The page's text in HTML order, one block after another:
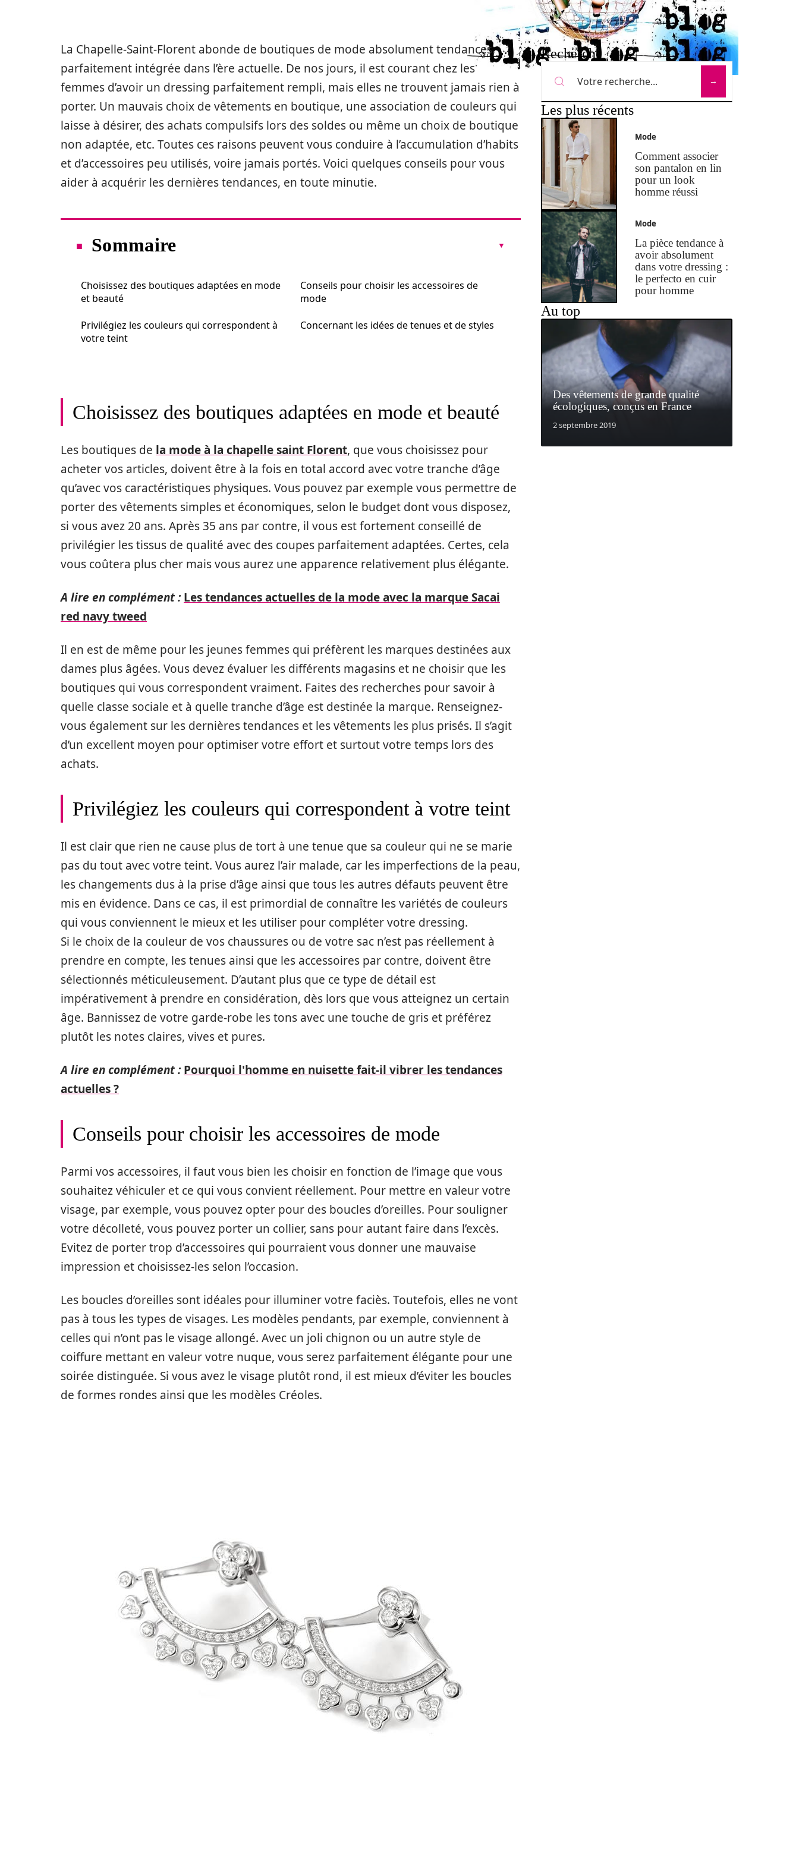
La Chapelle-Saint-Florent abonde de boutiques de mode absolument tendances,
parfaitement intégrée dans l’ère actuelle. De nos jours, il est courant chez les
femmes d’avoir un dressing parfaitement rempli, mais elles ne trouvent jamais rien à
porter. Un mauvais choix de vêtements en boutique, une association de couleurs qui
laisse à désirer, des achats compulsifs lors des soldes ou même un choix de boutique
non adaptée, etc. Toutes ces raisons peuvent vous conduire à l’accumulation d’habits
et d’accessoires peu utilisés, voire jamais portés. Voici quelques conseils pour vous
aider à acquérir les dernières tendances, en toute minutie.
Sommaire
Choisissez des boutiques adaptées en mode
et beauté
Privilégiez les couleurs qui correspondent à
votre teint
Conseils pour choisir les accessoires de
mode
Concernant les idées de tenues et de styles
Choisissez des boutiques adaptées en mode et beauté
Les boutiques de la mode à la chapelle saint Florent, que vous choisissez pour
acheter vos articles, doivent être à la fois en total accord avec votre tranche d’âge
qu’avec vos caractéristiques physiques. Vous pouvez par exemple vous permettre de
porter des vêtements simples et économiques, selon le budget dont vous disposez,
si vous avez 20 ans. Après 35 ans par contre, il vous est fortement conseillé de
privilégier les tissus de qualité avec des coupes parfaitement adaptées. Certes, cela
vous coûtera plus cher mais vous aurez une apparence relativement plus élégante.
A lire en complément : Les tendances actuelles de la mode avec la marque Sacai
red navy tweed
Il en est de même pour les jeunes femmes qui préfèrent les marques destinées aux
dames plus âgées. Vous devez évaluer les différents magasins et ne choisir que les
boutiques qui vous correspondent vraiment. Faites des recherches pour savoir à
quelle classe sociale et à quelle tranche d’âge est destinée la marque. Renseignez-
vous également sur les dernières tendances et les vêtements les plus prisés. Il s’agit
d’un excellent moyen pour optimiser votre effort et surtout votre temps lors des
achats.
Privilégiez les couleurs qui correspondent à votre teint
Il est clair que rien ne cause plus de tort à une tenue que sa couleur qui ne se marie
pas du tout avec votre teint. Vous aurez l’air malade, car les imperfections de la peau,
les changements dus à la prise d’âge ainsi que tous les autres défauts peuvent être
mis en évidence. Dans ce cas, il est primordial de connaître les variétés de couleurs
qui vous conviennent le mieux et les utiliser pour compléter votre dressing.
Si le choix de la couleur de vos chaussures ou de votre sac n’est pas réellement à
prendre en compte, les tenues ainsi que les accessoires par contre, doivent être
sélectionnés méticuleusement. D’autant plus que ce type de détail est
impérativement à prendre en considération, dès lors que vous atteignez un certain
âge. Bannissez de votre garde-robe les tons avec une touche de gris et préférez
plutôt les notes claires, vives et pures.
A lire en complément : Pourquoi l'homme en nuisette fait-il vibrer les tendances
actuelles ?
Conseils pour choisir les accessoires de mode
Parmi vos accessoires, il faut vous bien les choisir en fonction de l’image que vous
souhaitez véhiculer et ce qui vous convient réellement. Pour mettre en valeur votre
visage, par exemple, vous pouvez opter pour des boucles d’oreilles. Pour souligner
votre décolleté, vous pouvez porter un collier, sans pour autant faire dans l’excès.
Evitez de porter trop d’accessoires qui pourraient vous donner une mauvaise
impression et choisissez-les selon l’occasion.
Les boucles d’oreilles sont idéales pour illuminer votre faciès. Toutefois, elles ne vont
pas à tous les types de visages. Les modèles pendants, par exemple, conviennent à
celles qui n’ont pas le visage allongé. Avec un joli chignon ou un autre style de
coiffure mettant en valeur votre nuque, vous serez parfaitement élégante pour une
soirée distinguée. Si vous avez le visage plutôt rond, il est mieux d’éviter les boucles
de formes rondes ainsi que les modèles Créoles.
Recherche
Les plus récents
Mode
Comment associer
son pantalon en lin
pour un look
homme réussi
Mode
La pièce tendance à
avoir absolument
dans votre dressing :
le perfecto en cuir
pour homme
Au top
Des vêtements de grande qualité
écologiques, conçus en France
2 septembre 2019